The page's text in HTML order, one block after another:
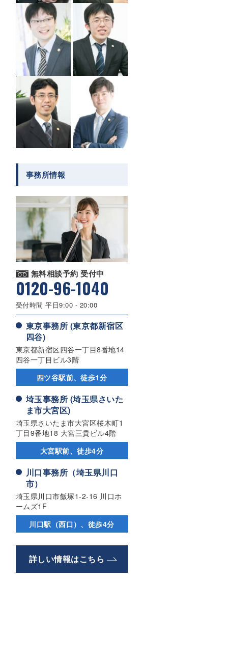
事務所情報
無料相談予約 受付中
0120-96-1040
受付時間 平日9:00 - 20:00
東京事務所 (東京都新宿区
四谷)
東京都新宿区四谷一丁目8番地14
四谷一丁目ビル3階
四ツ谷駅前、徒歩1分
埼玉事務所 (埼玉県さいた
ま市大宮区)
埼玉県さいたま市大宮区桜木町1
丁目9番地18 大宮三貴ビル4階
大宮駅前、徒歩4分
川口事務所（埼玉県川口
市）
埼玉県川口市飯塚1-2-16 川口ホ
ームズ1F
川口駅（西口）、徒歩4分
詳しい情報はこちら